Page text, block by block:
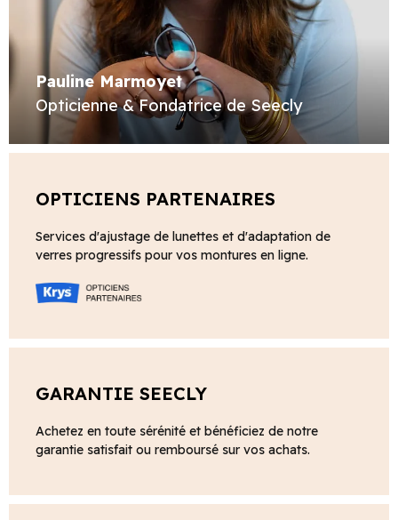
Pauline Marmoyet
Opticienne & Fondatrice de Seecly
OPTICIENS PARTENAIRES
Services d'ajustage de lunettes et d'adaptation de
verres progressifs pour vos montures en ligne.
GARANTIE SEECLY
Achetez en toute sérénité et bénéficiez de notre
garantie satisfait ou remboursé sur vos achats.